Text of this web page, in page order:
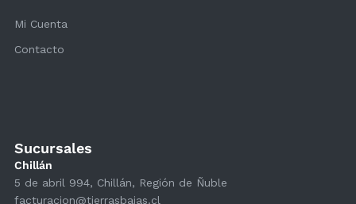
Sucursales
Chillán
5 de abril 994, Chillán, Región de Ñuble
facturacion@tierrasbajas.cl
Mi Cuenta
Contacto